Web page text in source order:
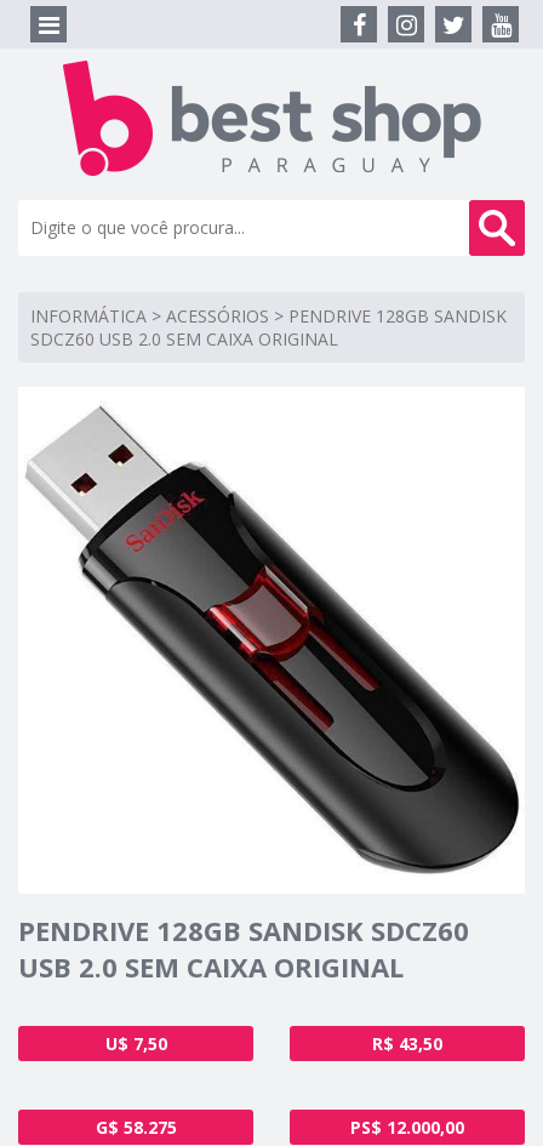
INFORMÁTICA > ACESSÓRIOS > PENDRIVE 128GB SANDISK
SDCZ60 USB 2.0 SEM CAIXA ORIGINAL
PENDRIVE 128GB SANDISK SDCZ60
USB 2.0 SEM CAIXA ORIGINAL
U$ 7,50 R$ 43,50
G$ 58.275 PS$ 12.000,00